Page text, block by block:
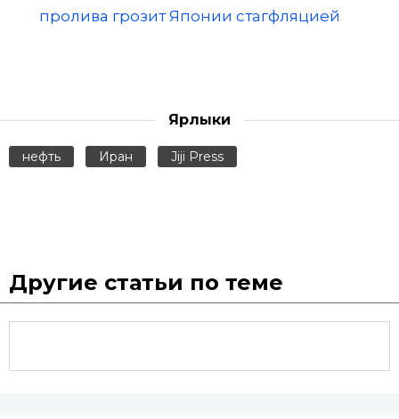
пролива грозит Японии стагфляцией
Ярлыки
нефть Иран Jiji Press
Другие статьи по теме